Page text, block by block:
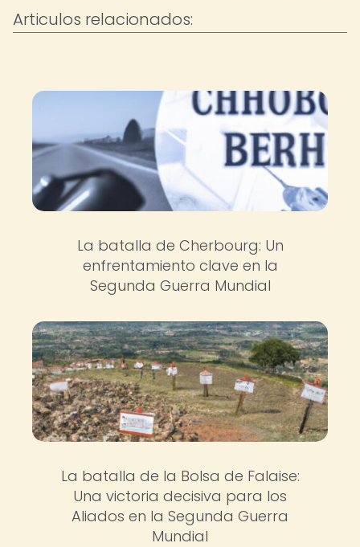
Articulos relacionados:
La batalla de Cherbourg: Un
enfrentamiento clave en la
Segunda Guerra Mundial
La batalla de la Bolsa de Falaise:
Una victoria decisiva para los
Aliados en la Segunda Guerra
Mundial